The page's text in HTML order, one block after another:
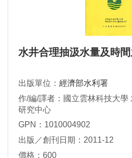
水井合理抽汲水量及時
出版單位： 經濟部水利署
作/編/譯者：國立雲林科技大學
研究中心
GPN：1010004902
出版／創刊日期：2011-12
價格：600